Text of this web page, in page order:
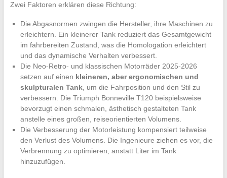
Zwei Faktoren erklären diese Richtung:
Die Abgasnormen zwingen die Hersteller, ihre Maschinen zu
erleichtern. Ein kleinerer Tank reduziert das Gesamtgewicht
im fahrbereiten Zustand, was die Homologation erleichtert
und das dynamische Verhalten verbessert.
Die Neo-Retro- und klassischen Motorräder 2025-2026
setzen auf einen kleineren, aber ergonomischen und
skulpturalen Tank, um die Fahrposition und den Stil zu
verbessern. Die Triumph Bonneville T120 beispielsweise
bevorzugt einen schmalen, ästhetisch gestalteten Tank
anstelle eines großen, reiseorientierten Volumens.
Die Verbesserung der Motorleistung kompensiert teilweise
den Verlust des Volumens. Die Ingenieure ziehen es vor, die
Verbrennung zu optimieren, anstatt Liter im Tank
hinzuzufügen.